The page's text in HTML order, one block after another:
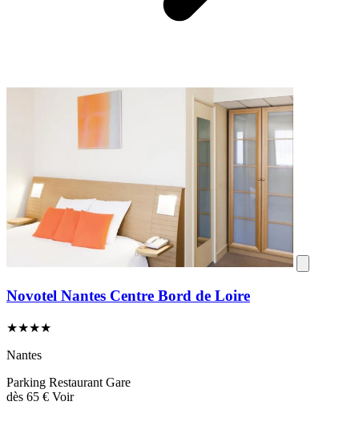
Novotel Nantes Centre Bord de Loire
★★★★
Nantes
Parking Restaurant Gare
dès 65 € Voir